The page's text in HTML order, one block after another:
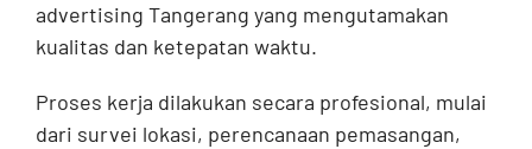
advertising Tangerang yang mengutamakan
kualitas dan ketepatan waktu.
Proses kerja dilakukan secara profesional, mulai
dari survei lokasi, perencanaan pemasangan,